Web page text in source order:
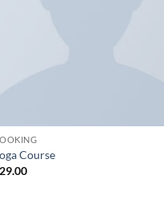
Course
29.00